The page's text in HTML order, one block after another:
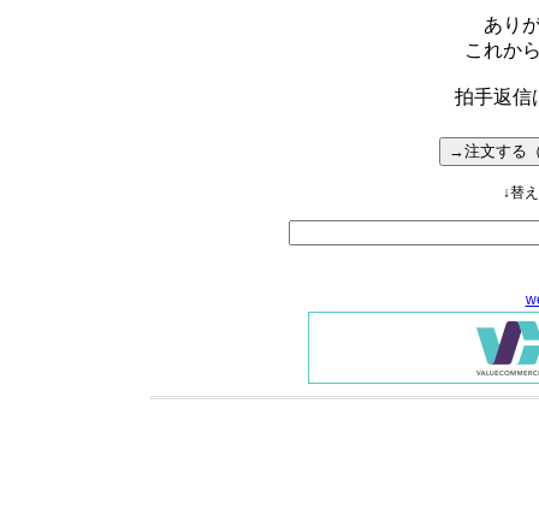
あり
これか
拍手返信
↓替